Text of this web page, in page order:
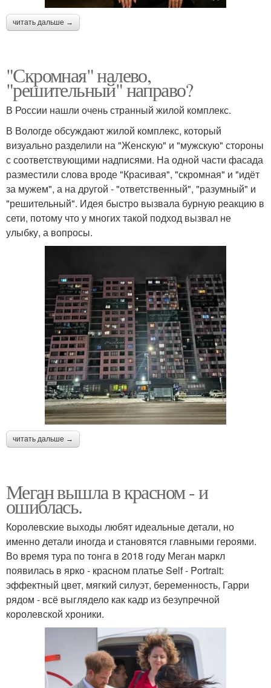
читать дальше →
"Скромная" налево,
"решительный" направо?
В России нашли очень странный жилой комплекс.
В Вологде обсуждают жилой комплекс, который
визуально разделили на "Женскую" и "мужскую" стороны
с соответствующими надписями. На одной части фасада
разместили слова вроде "Красивая", "скромная" и "идёт
за мужем", а на другой - "ответственный", "разумный" и
"решительный". Идея быстро вызвала бурную реакцию в
сети, потому что у многих такой подход вызвал не
улыбку, а вопросы.
читать дальше →
Меган вышла в красном - и
ошиблась.
Королевские выходы любят идеальные детали, но
именно детали иногда и становятся главными героями.
Во время тура по тонга в 2018 году Меган маркл
появилась в ярко - красном платье Self - Portrait:
эффектный цвет, мягкий силуэт, беременность, Гарри
рядом - всё выглядело как кадр из безупречной
королевской хроники.